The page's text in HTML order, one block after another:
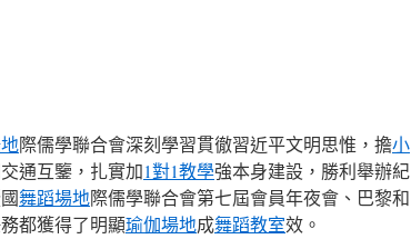
際儒學聯合會深刻學習貫徹習近平文明思惟，擔小
通互鑒，扎實加1對1教學強本身建設，勝利舉辦紀
舞蹈場地際儒學聯合會第七屆會員年夜會、巴黎和
都獲得了明顯瑜伽場地成舞蹈教室效。